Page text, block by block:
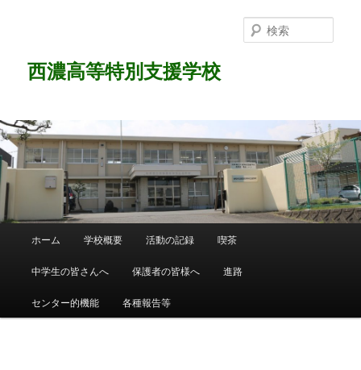
西濃高等特別支援学校
索
ュ
メ
イ
ン
ホーム 学校概要 活動の記録 喫茶
中学生の皆さんへ 保護者の皆様へ 進路
センター的機能 各種報告等